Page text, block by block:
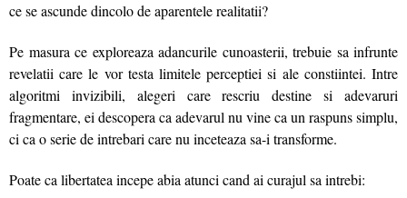
ce se ascunde dincolo de aparentele realitatii?
Pe masura ce exploreaza adancurile cunoasterii, trebuie sa infrunte
revelatii care le vor testa limitele perceptiei si ale constiintei. Intre
algoritmi invizibili, alegeri care rescriu destine si adevaruri
fragmentare, ei descopera ca adevarul nu vine ca un raspuns simplu,
ci ca o serie de intrebari care nu inceteaza sa-i transforme.
Poate ca libertatea incepe abia atunci cand ai curajul sa intrebi: